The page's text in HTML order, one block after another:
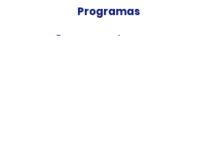
Programas
Programas de